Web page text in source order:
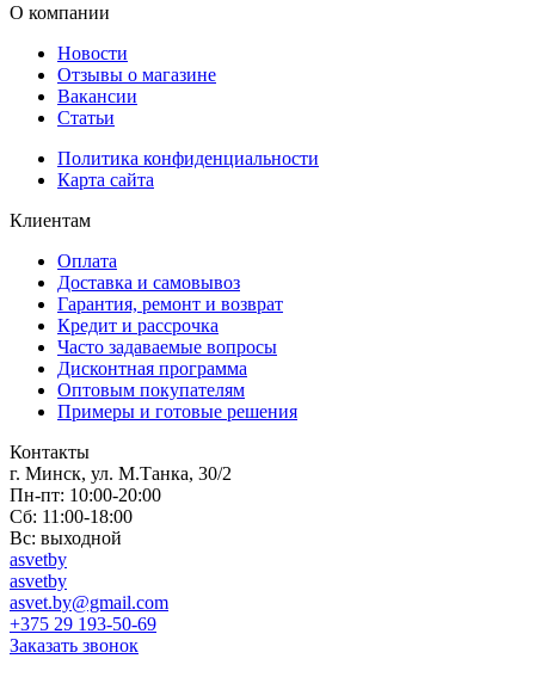
О компании
Новости
Отзывы о магазине
Вакансии
Статьи
Политика конфиденциальности
Карта сайта
Клиентам
Оплата
Доставка и самовывоз
Гарантия, ремонт и возврат
Кредит и рассрочка
Часто задаваемые вопросы
Дисконтная программа
Оптовым покупателям
Примеры и готовые решения
Контакты
г. Минск, ул. М.Танка, 30/2
Пн-пт: 10:00-20:00
Сб: 11:00-18:00
Вс: выходной
asvetby
asvetby
asvet.by@gmail.com
+375 29 193-50-69
Заказать звонок